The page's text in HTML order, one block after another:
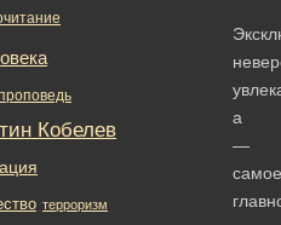
а
—
самое
Кобелев
терроризм